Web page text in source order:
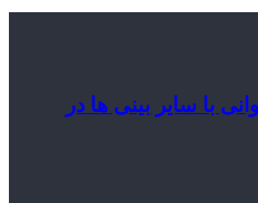
با سایر بینی ها در